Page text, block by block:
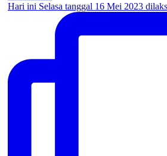
Hari ini Selasa tanggal 16 Mei 2023